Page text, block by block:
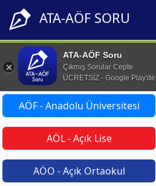
ATA-AÖF SORU
ATA-AÖF Soru
Çıkmış Sorular Cepte
ÜCRETSİZ - Google Play'de
AÖF - Anadolu Üniversitesi
AÖL - Açık Lise
AÖO - Açık Ortaokul